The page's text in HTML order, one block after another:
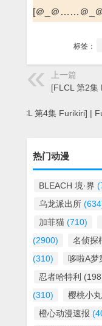
[＠_＠……＠
标签：
上一篇
[FLCL 第2集
[FLCL 第4集 Furikiri] |
热门动漫
BLEACH 境·界
乌龙派出所
加菲猫 (710)
(2900)
名侦探
(310)
哆啦A梦
忍者哈特利
(310)
樱桃小
橙心动漫速报